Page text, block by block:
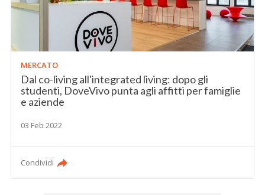
MERCATO
Dal co-living all'integrated living: dopo gli
studenti, DoveVivo punta agli affitti per famiglie
e aziende
03 Feb 2022
Condividi